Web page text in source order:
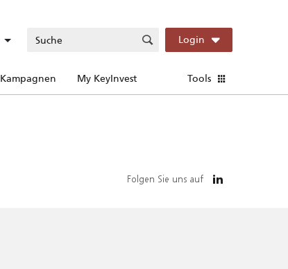
Login
Kampagnen My KeyInvest Tools
Folgen Sie uns auf